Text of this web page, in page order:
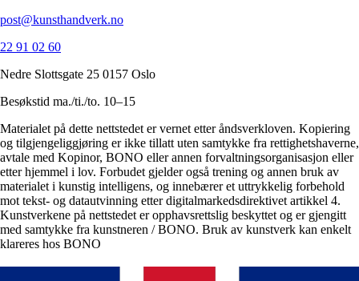
post@kunsthandverk.no
22 91 02 60
Nedre Slottsgate 25 0157 Oslo
Besøkstid ma./ti./to. 10–15
Materialet på dette nettstedet er vernet etter åndsverkloven. Kopiering
og tilgjengeliggjøring er ikke tillatt uten samtykke fra rettighetshaverne,
avtale med Kopinor, BONO eller annen forvaltningsorganisasjon eller
etter hjemmel i lov. Forbudet gjelder også trening og annen bruk av
materialet i kunstig intelligens, og innebærer et uttrykkelig forbehold
mot tekst- og datautvinning etter digitalmarkedsdirektivet artikkel 4.
Kunstverkene på nettstedet er opphavsrettslig beskyttet og er gjengitt
med samtykke fra kunstneren / BONO. Bruk av kunstverk kan enkelt
klareres hos BONO